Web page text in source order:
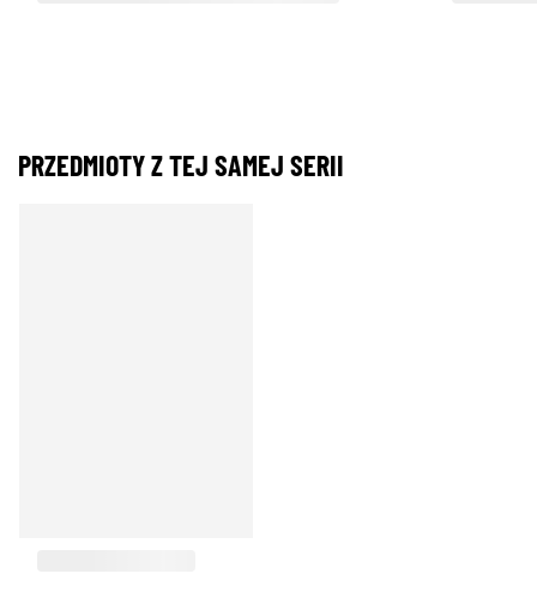
PRZEDMIOTY Z TEJ SAMEJ SERII